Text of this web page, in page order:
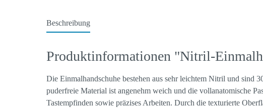
Beschreibung
Produktinformationen "Nitril-
Die Einmalhandschuhe bestehen aus sehr leichtem Nitril und sind
puderfreie Material ist angenehm weich und die vollanatomische
Tastempfinden sowie präzises Arbeiten. Durch die texturierte